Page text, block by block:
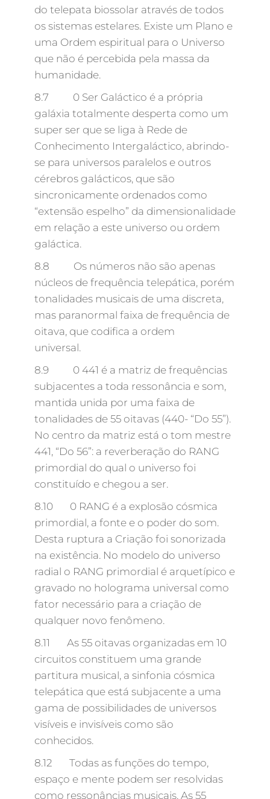
do telepata biossolar através de todos
os sistemas estelares. Existe um Plano e
uma Ordem espiritual para o Universo
que não é percebida pela massa da
humanidade.
8.7 0 Ser Galáctico é a própria
galáxia totalmente desperta como um
super ser que se liga à Rede de
Conhecimento Intergaláctico, abrindo-
se para universos paralelos e outros
cérebros galácticos, que são
sincronicamente ordenados como
“extensão espelho” da dimensionalidade
em relação a este universo ou ordem
galáctica.
8.8 Os números não são apenas
núcleos de frequência telepática, porém
tonalidades musicais de uma discreta,
mas paranormal faixa de frequência de
oitava, que codifica a ordem
universal.
8.9 0 441 é a matriz de frequências
subjacentes a toda ressonância e som,
mantida unida por uma faixa de
tonalidades de 55 oitavas (440- “Do 55”).
No centro da matriz está o tom mestre
441, “Do 56”: a reverberação do RANG
primordial do qual o universo foi
constituído e chegou a ser.
8.10 0 RANG é a explosão cósmica
primordial, a fonte e o poder do som.
Desta ruptura a Criação foi sonorizada
na existência. No modelo do universo
radial o RANG primordial é arquetípico e
gravado no holograma universal como
fator necessário para a criação de
qualquer novo fenômeno.
8.11 As 55 oitavas organizadas em 10
circuitos constituem uma grande
partitura musical, a sinfonia cósmica
telepática que está subjacente a uma
gama de possibilidades de universos
visíveis e invisíveis como são
conhecidos.
8.12 Todas as funções do tempo,
espaço e mente podem ser resolvidas
como ressonâncias musicais. As 55